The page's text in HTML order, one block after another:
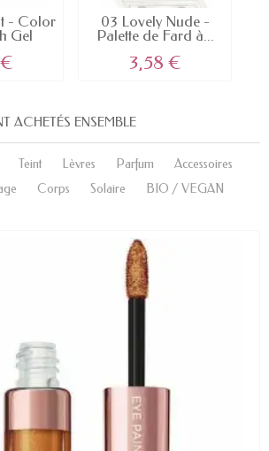
- Color
Gel
03 Lovely Nude -
Palette de Fard à...
3,58 €
ACHETÉS ENSEMBLE
Teint Lèvres Parfum
Accessoires
Corps Solaire BIO / VEGAN